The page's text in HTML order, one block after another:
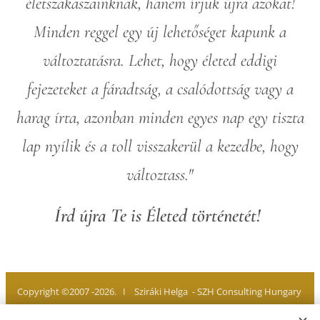
Minden reggel egy új lehetőséget kapunk a
változtatásra. Lehet, hogy életed eddigi
fejezeteket a fáradtság, a csalódottság vagy a
harag írta, azonban minden egyes nap egy tiszta
lap nyílik és a toll visszakerül a kezedbe, hogy
változtass."
Írd újra Te is Életed történetét!
Copyright ©2007 -2026. I Sziráki Helga - SZH Consulting Hungary